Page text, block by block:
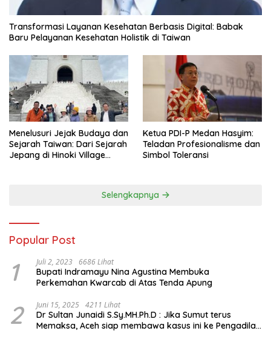
Transformasi Layanan Kesehatan Berbasis Digital: Babak
Baru Pelayanan Kesehatan Holistik di Taiwan
Menelusuri Jejak Budaya dan
Sejarah Taiwan: Dari Sejarah
Jepang di Hinoki Village
Ketua PDI-P Medan Hasyim:
Teladan Profesionalisme dan
Simbol Toleransi
Selengkapnya
Popular Post
1 Juli 2, 2023 6686 Lihat
Bupati Indramayu Nina Agustina Membuka
Perkemahan Kwarcab di Atas Tenda Apung
2 Juni 15, 2025 4211 Lihat
Dr Sultan Junaidi S.Sy.MH.Ph.D : Jika Sumut terus
Memaksa, Aceh siap membawa kasus ini ke Pengadilan